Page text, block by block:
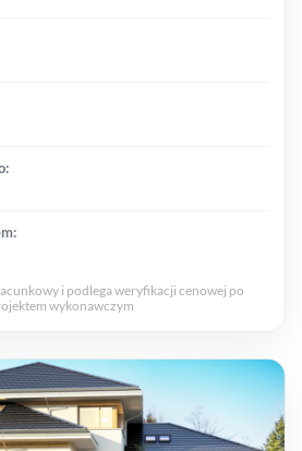
i podlega weryfikacji cenowej po
wykonawczym